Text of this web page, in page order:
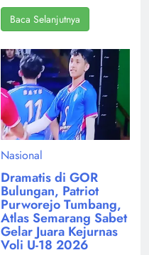
Baca Selanjutnya
Nasional
Dramatis di GOR
Bulungan, Patriot
Purworejo Tumbang,
Atlas Semarang Sabet
Gelar Juara Kejurnas
Voli U-18 2026